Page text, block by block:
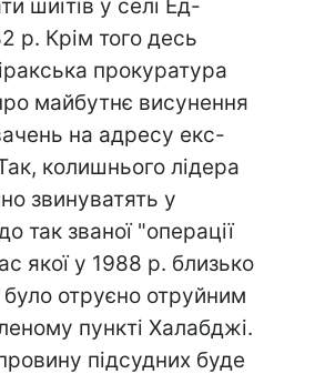
шиїтів у селі Ед-
р. Крім того десь
прокуратура
майбутнє висунення
на адресу екс-
колишнього лідера
звинуватять у
так званої "операції
якої у 1988 р. близько
було отруєно отруйним
пункті Халабджі.
підсудних буде